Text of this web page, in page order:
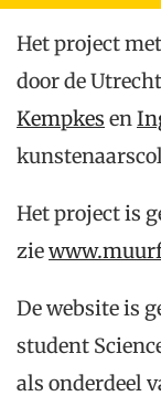
Het project
door de
Kempkes en
Het project is
zie
De website is
student
als onderdeel